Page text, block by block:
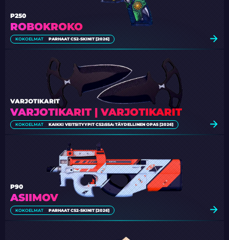
ROBOKROKO
P250
KOKOELMAT PARHAAT CS2-SKINIT [2026]
VARJOTIKARIT | VARJOTIKARIT
VARJOTIKARIT
KOKOELMAT KAIKKI VEITSITYYPIT CS2:SSA: TÄYDELLINEN OPAS [2026]
ASIIMOV
P90
KOKOELMAT PARHAAT CS2-SKINIT [2026]